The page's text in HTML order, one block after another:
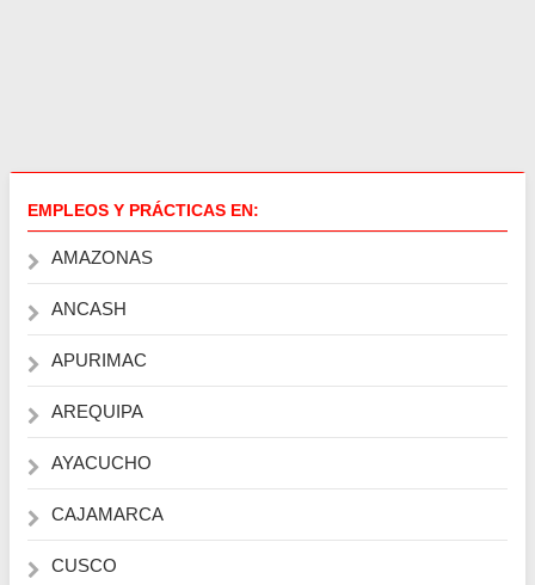
EMPLEOS Y PRÁCTICAS EN:
AMAZONAS
ANCASH
APURIMAC
AREQUIPA
AYACUCHO
CAJAMARCA
CUSCO